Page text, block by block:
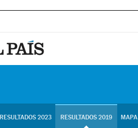
RESULTADOS 2023 RESULTADOS 2019 MAPA